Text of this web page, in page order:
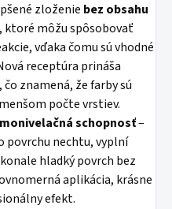
zloženie bez obsahu
ktoré môžu spôsobovať
vďaka čomu sú vhodné
receptúra prináša
, čo znamená, že farby sú
počte vrstiev.
schopnosť–
povrchu nechtu, vyplní
hladký povrch bez
aplikácia, krásne
efekt.